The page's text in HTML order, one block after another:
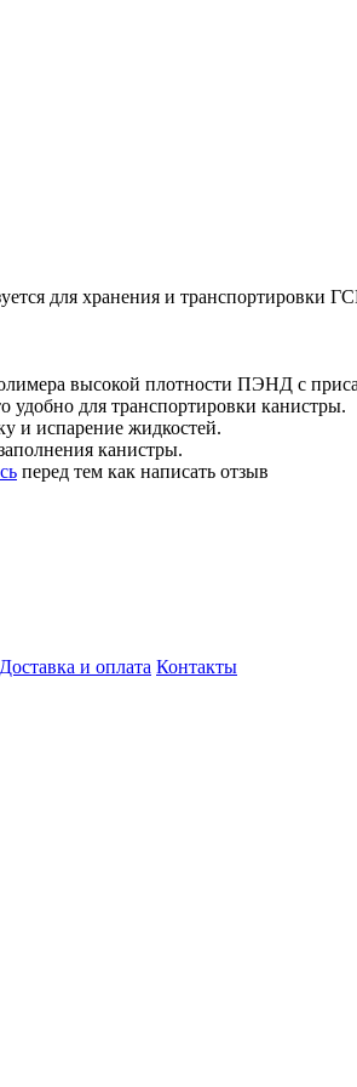
для хранения и транспортировки
высокой плотности ПЭНД с
удобно для транспортировки канистры.
и испарение жидкостей.
канистры.
перед тем как написать отзыв
Доставка и оплата Контакты